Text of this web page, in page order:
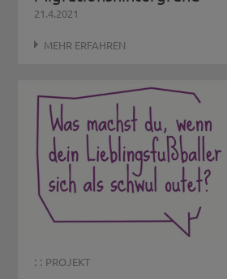
21.4.2021
MEHR ERFAHREN
: : PROJEKT